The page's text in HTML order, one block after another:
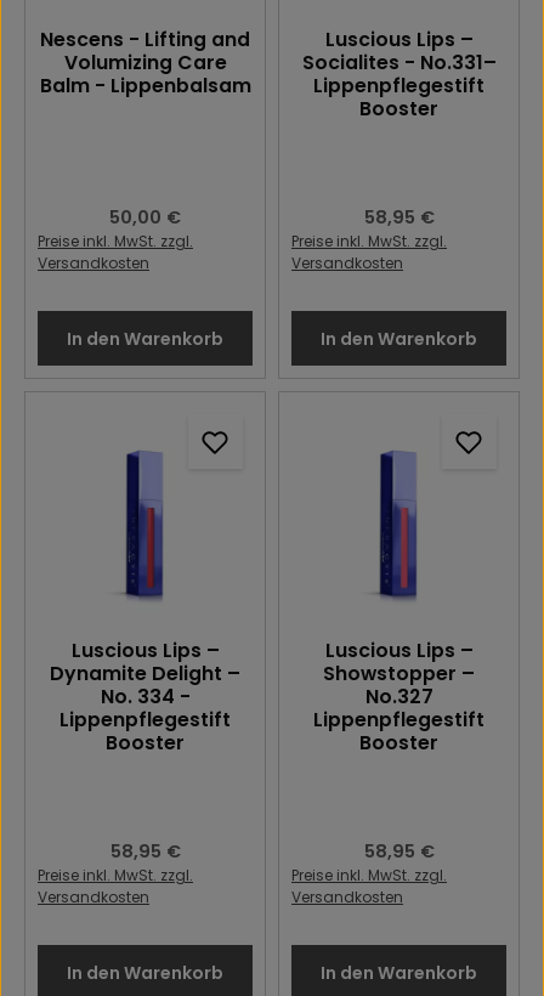
Nescens - Lifting and
Volumizing Care
Balm - Lippenbalsam
Regulärer Preis:
50,00 €
Preise inkl. MwSt. zzgl.
Versandkosten
In den Warenkorb
Luscious Lips –
Socialites - No.331–
Lippenpflegestift
Booster
Regulärer Preis:
58,95 €
Preise inkl. MwSt. zzgl.
Versandkosten
In den Warenkorb
Luscious Lips –
Dynamite Delight –
No. 334 -
Lippenpflegestift
Booster
Regulärer Preis:
58,95 €
Preise inkl. MwSt. zzgl.
Versandkosten
In den Warenkorb
Luscious Lips –
Showstopper –
No.327
Lippenpflegestift
Booster
Regulärer Preis:
58,95 €
Preise inkl. MwSt. zzgl.
Versandkosten
In den Warenkorb